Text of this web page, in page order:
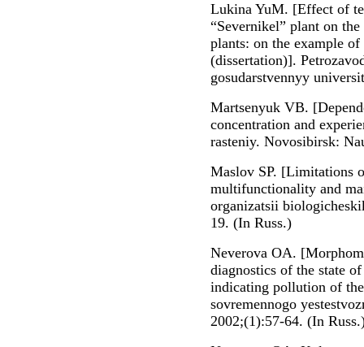
Lukina YuM. [Effect of
“Severnikel” plant on
plants: on the example
(dissertation)].
gosudarstvennyy
Martsenyuk VB.
concentration and
rasteniy. Novosibirsk:
Maslov SP. [Limitations
multifunctionality and
organizatsii
19. (In Russ.)
Neverova OA.
diagnostics of the state
indicating pollution of
sovremennogo
2002;(1):57-64. (In